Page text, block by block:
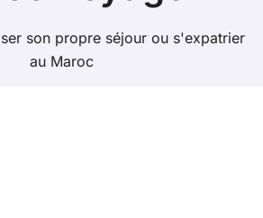
son propre séjour ou s'expatrier
au Maroc